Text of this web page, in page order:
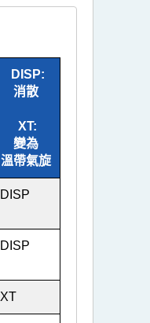
DISP:
消散
XT:
變為
溫帶氣旋
DISP
DISP
XT